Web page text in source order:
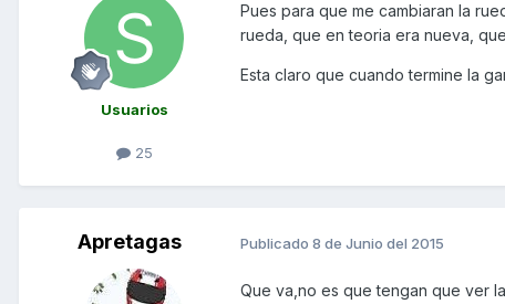
Usuarios
25
Pues para que me cambiaran la
rueda, que en teoria era nueva,
Esta claro que cuando termine la
Apretagas Publicado 8 de Junio del 2015
Que va,no es que tengan que ver